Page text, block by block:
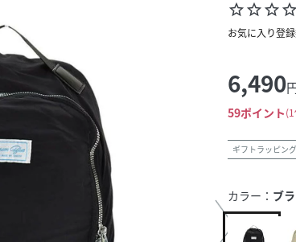
star_borderstar_borderstar_borderstar_border
お気に入り登録
6,490
59ポイント
ギフトラッピン
カラー： ブ